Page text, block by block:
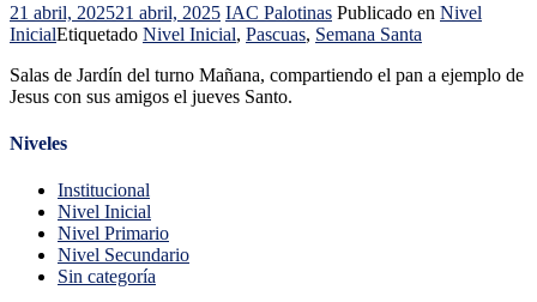
21 abril, 202521 abril, 2025 IAC Palotinas Publicado en Nivel
InicialEtiquetado Nivel Inicial, Pascuas, Semana Santa
Salas de Jardín del turno Mañana, compartiendo el pan a ejemplo de
Jesus con sus amigos el jueves Santo.
Niveles
Institucional
Nivel Inicial
Nivel Primario
Nivel Secundario
Sin categoría